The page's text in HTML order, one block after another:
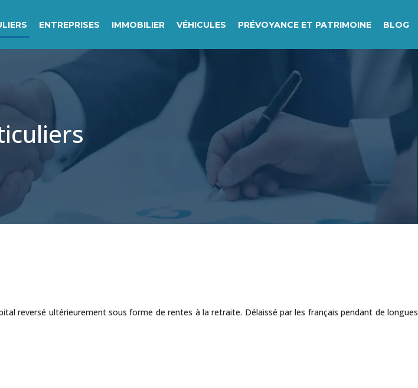
ENTREPRISES IMMOBILIER VÉHICULES PRÉVOYANCE ET PATRIMOINE BLOG
reversé ultérieurement sous forme de rentes à la retraite. Délaissé par les français pendant de longues